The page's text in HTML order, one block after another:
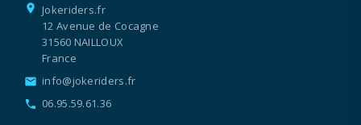
location_on
Jokeriders.fr
12 Avenue de Cocagne
31560 NAILLOUX
France
email info@jokeriders.fr
call 06.95.59.61.36